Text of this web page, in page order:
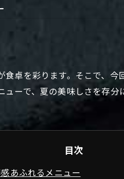
卓を彩ります。そこで、
ーで、夏の美味しさを存分
目次
あふれるメニュー